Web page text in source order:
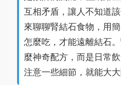
互相矛盾，讓人不知道
來聊聊腎結石食物，用
怎麼吃，才能遠離結石
麼神奇配方，而是日常
注意一些細節，就能大大